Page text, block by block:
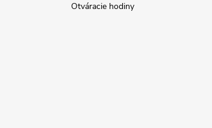
Otváracie hodiny